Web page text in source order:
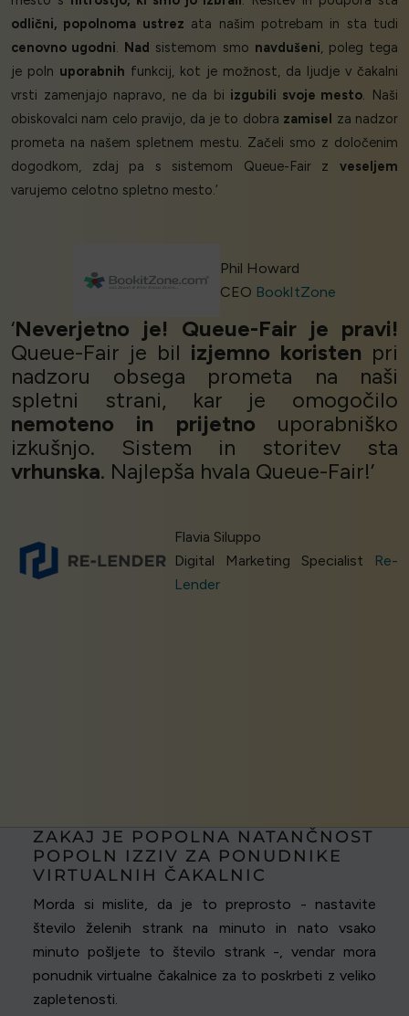
odlični, popolnoma ustrez ata našim potrebam in sta tudi
cenovno ugodni
Nad sistemom smo navdušeni , poleg tega
je poln uporabnih funkcij, kot je možnost, da ljudje v čakalni
vrsti zamenjajo napravo, ne da bi izgubili svoje mesto . Naši
obiskovalci nam celo pravijo, da je to dobra zamisel za nadzor
prometa na našem spletnem mestu. Začeli smo z določenim
dogodkom, zdaj pa s sistemom Queue-Fair z veseljem
varujemo celotno spletno mesto.’
Phil Howard
CEO BookItZone
‘Neverjetno je! Queue-Fair je pravi!
Queue-Fair je bil izjemno koristen pri
nadzoru obsega prometa na naši
spletni strani, kar je omogočilo
nemoteno in prijetno uporabniško
izkušnjo. Sistem in storitev sta
vrhunska. Najlepša hvala Queue-Fair!’
Flavia Siluppo
Digital Marketing Specialist
Re-
Lender
ZAKAJ JE POPOLNA NATANČNOST
POPOLN IZZIV ZA PONUDNIKE
VIRTUALNIH ČAKALNIC
Morda si mislite, da je to preprosto - nastavite
število želenih strank na minuto in nato vsako
minuto pošljete to število strank -, vendar mora
ponudnik virtualne čakalnice za to poskrbeti z veliko
zapletenosti.